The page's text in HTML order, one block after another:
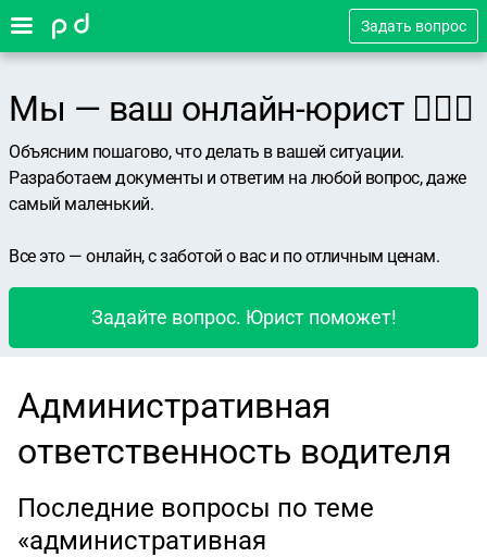
Задать вопрос
Мы — ваш онлайн-юрист 👨🏻‍⚖️
Объясним пошагово, что делать в вашей ситуации.
Разработаем документы и ответим на любой вопрос, даже
самый маленький.
Все это — онлайн, с заботой о вас и по отличным ценам.
Задайте вопрос. Юрист поможет!
Административная
ответственность водителя
Последние вопросы по теме
«административная